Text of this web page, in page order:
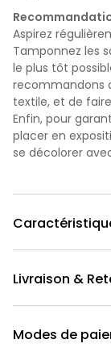
Aspirez
Tamponnez les
le plus tôt
recommandons
textile, et de
Enfin, pour
placer en
se décolorer
Livraison &
Modes de